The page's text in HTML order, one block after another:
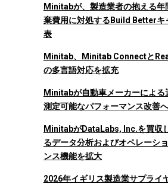
Minitabが、製造業者の抱える年
棄費用に対処するBuild Betterキ
表
Minitab、Minitab Connectと
の多言語対応を拡充
Minitabが自動車メーカーによる
測定可能なパフォーマンス改善
MinitabがDataLabs, Inc.を買収
るデータ分析およびオペレーシ
ンス機能を拡大
2026年イギリス製造業サプライ